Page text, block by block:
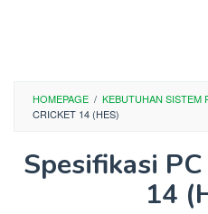
HOMEPAGE / KEBUTUHAN SISTEM
CRICKET 14 (HES)
Spesifikasi
14